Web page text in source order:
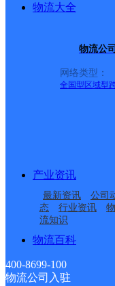
物流大全
物流公司
网络类型：
全国型 区域型
产业资讯
最新资讯
公司
态
行业资讯
物
流知识
物流百科
400-8699-100
物流公司入驻
乡；司
乡；位
品工业
【更新
首页
<
1
>